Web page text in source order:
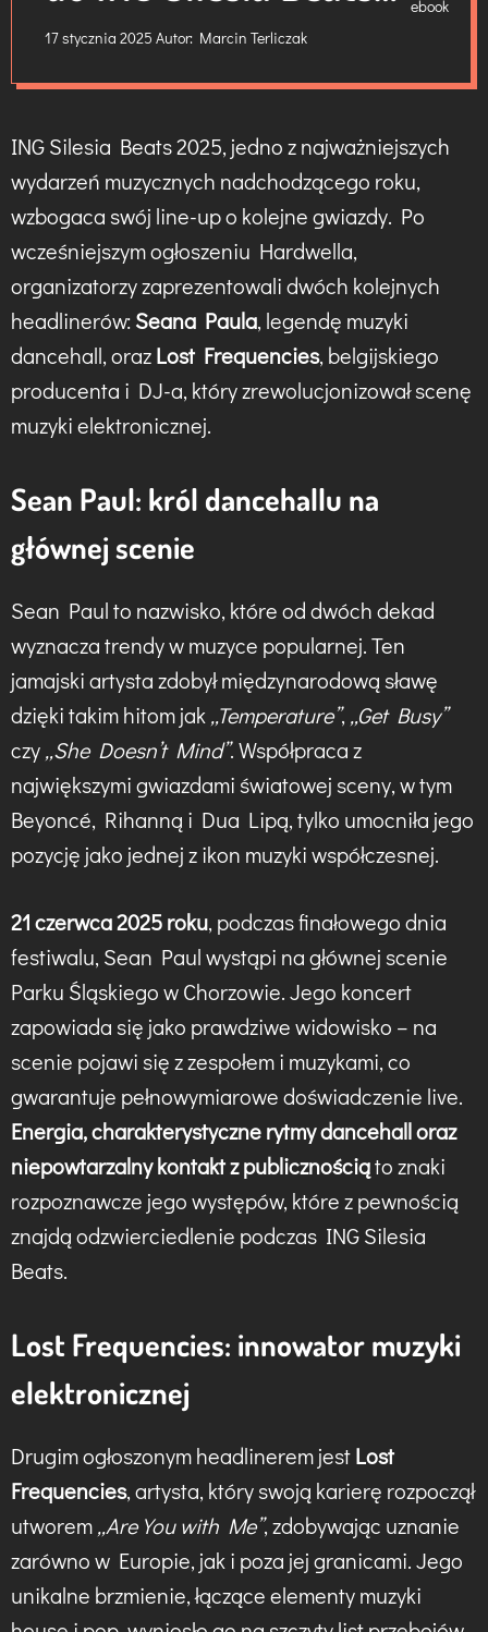
2025
17 stycznia 2025 Autor: Marcin Terliczak
ING Silesia Beats 2025, jedno z najważniejszych
wydarzeń muzycznych nadchodzącego roku,
wzbogaca swój line-up o kolejne gwiazdy. Po
wcześniejszym ogłoszeniu Hardwella,
organizatorzy zaprezentowali dwóch kolejnych
headlinerów:Seana Paula, legendę muzyki
dancehall, orazLost Frequencies, belgijskiego
producenta i DJ-a, który zrewolucjonizował scenę
muzyki elektronicznej.
Sean Paul: król dancehallu na
głównej scenie
Sean Paul to nazwisko, które od dwóch dekad
wyznacza trendy w muzyce popularnej. Ten
jamajski artysta zdobył międzynarodową sławę
dzięki takim hitom jak„Temperature”, „Get Busy”
czy„She Doesn’t Mind”. Współpraca z
największymi gwiazdami światowej sceny, w tym
Beyoncé, Rihanną i Dua Lipą, tylko umocniła jego
pozycję jako jednej z ikon muzyki współczesnej.
21 czerwca 2025 roku, podczas finałowego dnia
festiwalu, Sean Paul wystąpi na głównej scenie
Parku Śląskiego w Chorzowie. Jego koncert
zapowiada się jako prawdziwe widowisko – na
scenie pojawi się z zespołem i muzykami, co
gwarantuje pełnowymiarowe doświadczenie live.
Energia, charakterystyczne rytmy dancehall oraz
niepowtarzalny kontakt z publicznościąto znaki
rozpoznawcze jego występów, które z pewnością
znajdą odzwierciedlenie podczas ING Silesia
Beats.
Lost Frequencies: innowator muzyki
elektronicznej
Drugim ogłoszonym headlinerem jestLost
Frequencies, artysta, który swoją karierę rozpoczął
utworem„Are You with Me”, zdobywając uznanie
zarówno w Europie, jak i poza jej granicami. Jego
unikalne brzmienie, łączące elementy muzyki